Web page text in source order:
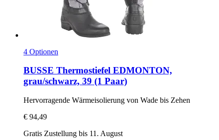
4 Optionen
BUSSE Thermostiefel EDMONTON,
grau/schwarz, 39 (1 Paar)
Hervorragende Wärmeisolierung von Wade bis Zehen
€ 94,49
Gratis Zustellung bis 11. August